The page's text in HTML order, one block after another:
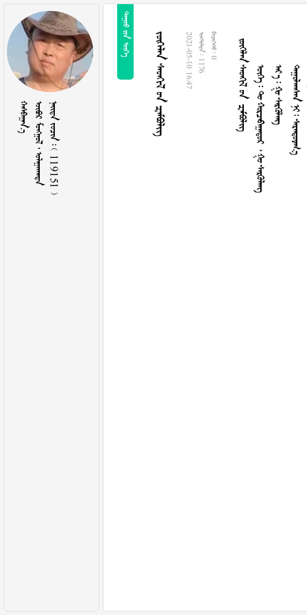
       119151 
       2021-05-10 16:47  1176  0                